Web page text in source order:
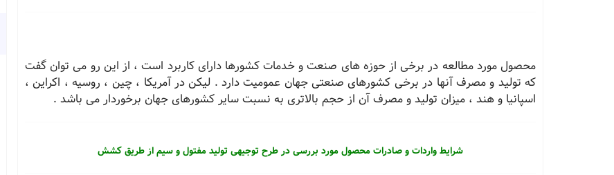
محصول مورد مطالعه در برخی از حوزه های صنعت و خدمات کشورها دارای کاربرد است ، از این رو می توان گفت
که تولید و مصرف آنها در برخی کشورهای صنعتی جهان عمومیت دارد . لیکن در آمریکا ، چین ، روسیه ، اکراین ،
اسپانیا و هند ، میزان تولید و مصرف آن از حجم بالاتری به نسبت سایر کشورهای جهان برخوردار می باشد .
شرایط واردات و صادرات محصول مورد بررسی در طرح توجیهی تولید مفتول و سیم از طریق کشش